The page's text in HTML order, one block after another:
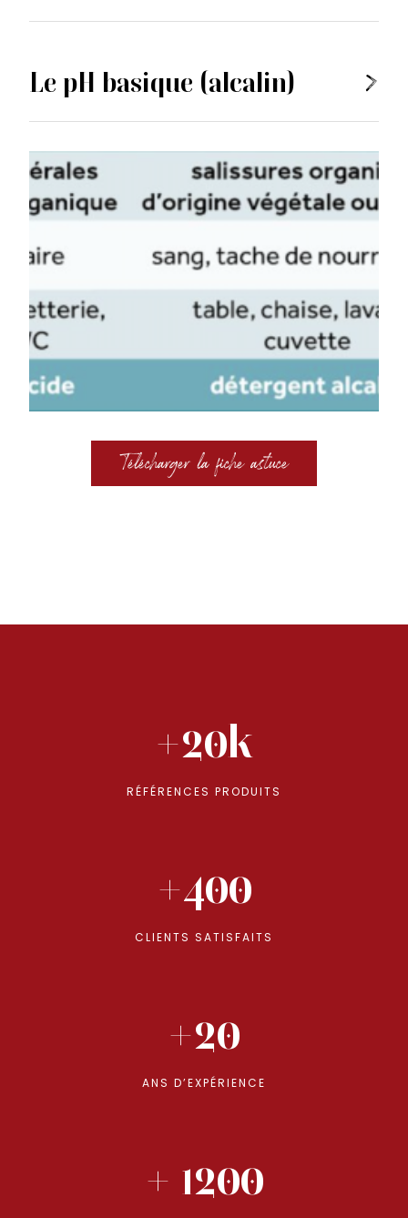
Le pH basique (alcalin)
Télécharger la fiche astuce
+20k
RÉFÉRENCES PRODUITS
+400
CLIENTS SATISFAITS
+20
ANS D’EXPÉRIENCE
+ 1200